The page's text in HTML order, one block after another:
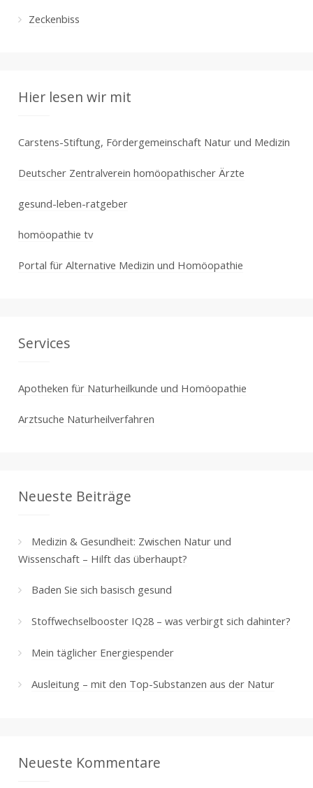
Zeckenbiss
Hier lesen wir mit
Carstens-Stiftung, Fördergemeinschaft Natur und Medizin
Deutscher Zentralverein homöopathischer Ärzte
gesund-leben-ratgeber
homöopathie tv
Portal für Alternative Medizin und Homöopathie
Services
Apotheken für Naturheilkunde und Homöopathie
Arztsuche Naturheilverfahren
Neueste Beiträge
Medizin & Gesundheit: Zwischen Natur und
Wissenschaft – Hilft das überhaupt?
Baden Sie sich basisch gesund
Stoffwechselbooster IQ28 – was verbirgt sich dahinter?
Mein täglicher Energiespender
Ausleitung – mit den Top-Substanzen aus der Natur
Neueste Kommentare